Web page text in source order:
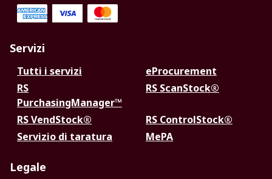
Servizi
Tutti i servizi
eProcurement
RS
PurchasingManager™
RS ScanStock®
RS VendStock®
RS ControlStock®
Servizio di taratura
MePA
Legale